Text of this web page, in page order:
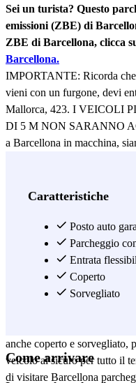
Sei un turista? Questo
emissioni (ZBE) di
ZBE di Barcellona, clicca
Barcellona.
IMPORTANTE: Ricorda che
vieni con un furgone, devi
Mallorca, 423. I VEICOLI
DI 5 M NON SARANNO
a Barcellona in macchina,
Krup – Sagrada Familia e
minuti dall’emblematica
c’è luogo migliore per
giardini della Plaça Gaudì e
di tutta la Spagna!
Avenida Diagonal, a 7
anche coperto e sorvegliato,
veicolo al sicuro per tutto il
di visitare Barcellona
Caratteristiche
Posto auto
Parcheggio
Entrata
Coperto
Sorvegliato
Come arrivare